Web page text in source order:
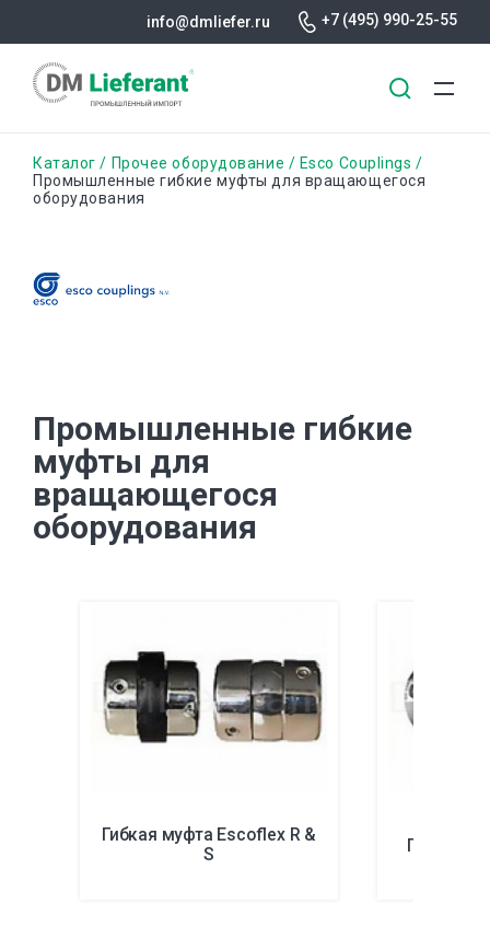
основному
info@dmliefer.ru +7 (495) 990-25-55
Строка
навигации
Каталог Прочее оборудование
Esco Couplings
Промышленные гибкие муфты для вращающегося
оборудования
Промышленные гибкие
муфты для
вращающегося
оборудования
Гибкая муфта Escoflex R &
S Гибкая